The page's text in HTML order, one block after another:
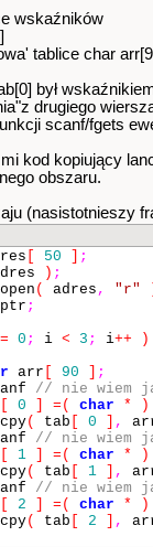
wskaźników
tablice char
był
drugiego
scanf/fgets
kod kopiujący
obszaru.
(nasistotnieszy
50
;
) ;
( adres , "r"
ptr ;
= 0 ; i < 3 ; i++
)
arr 90
;
// nie wiem
0 = ( char * )
( tab 0 ,
// nie wiem
1 = ( char * )
( tab 1 ,
// nie wiem
2 = ( char * )
( tab 2 ,